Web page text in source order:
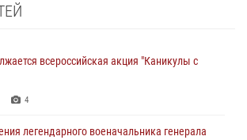
всероссийская акция "Каникулы с
4
легендарного военачальника генерала